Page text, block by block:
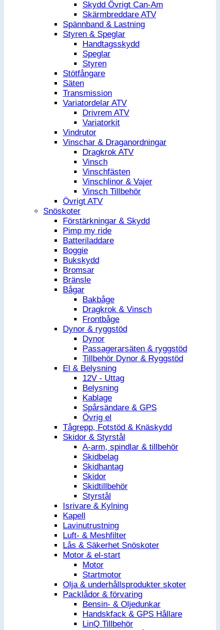
Skydd Övrigt Can-Am
Skärmbreddare ATV
Spännband & Lastning
Styren & Speglar
Handtagsskydd
Speglar
Styren
Stötfångare
Säten
Transmission
Variatordelar ATV
Drivrem ATV
Variatorkit
Vindrutor
Vinschar & Draganordningar
Dragkrok ATV
Vinsch
Vinschfästen
Vinschlinor & Vajer
Vinsch Tillbehör
Övrigt ATV
Snöskoter
Förstärkningar & Skydd
Pimp my ride
Batteriladdare
Boggie
Bukskydd
Bromsar
Bränsle
Bågar
Bakbåge
Dragkrok & Vinsch
Frontbåge
Dynor & ryggstöd
Dynor
Passagerarsäten & ryggstöd
Tillbehör Dynor & Ryggstöd
El & Belysning
12V - Uttag
Belysning
Kablage
Spårsändare & GPS
Övrig el
Tågrepp, Fotstöd & Knäskydd
Skidor & Styrstål
A-arm, spindlar & tillbehör
Skidbelag
Skidhantag
Skidor
Skidtillbehör
Styrstål
Isrivare & Kylning
Kapell
Lavinutrustning
Luft- & Meshfilter
Lås & Säkerhet Snöskoter
Motor & el-start
Motor
Startmotor
Olja & underhållsprodukter skoter
Packlådor & förvaring
Bensin- & Oljedunkar
Handskfack & GPS Hållare
LinQ Tillbehör